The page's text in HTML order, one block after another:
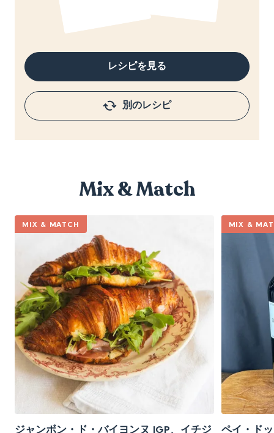
レシピを見る
別のレシピ
Mix & Match
MIX & MATCH
ジャンボン・ド・バイヨンヌ IGP、イチジ
MIX &
ペイ・ド